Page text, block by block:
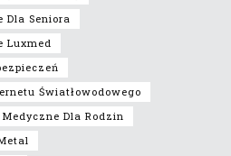
Dla Seniora
Luxmed
Światłowodowego
Dla Rodzin